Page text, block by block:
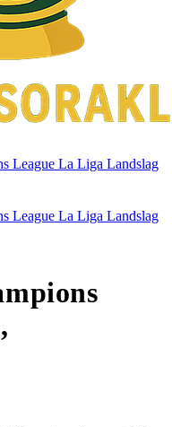
League La Liga Landslag
League La Liga Landslag